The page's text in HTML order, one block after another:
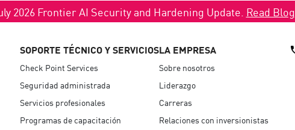
2026 Frontier AI Security and Hardening Update. Read Blog
SOPORTE TÉCNICO Y SERVICIOS
Check Point Services
Seguridad administrada
Servicios profesionales
Programas de capacitación
LA EMPRESA
Sobre nosotros
Liderazgo
Carreras
Relaciones con inversionistas